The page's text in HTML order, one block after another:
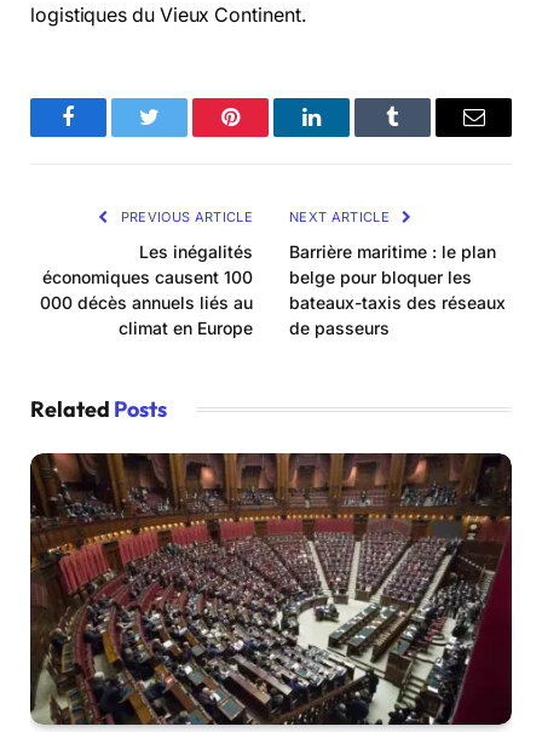
logistiques du Vieux Continent.
FacebookTwitter Pinterest LinkedInTumblr Email
PREVIOUS ARTICLE
Les inégalités
économiques causent 100
000 décès annuels liés au
climat en Europe
NEXT ARTICLE
Barrière maritime : le plan
belge pour bloquer les
bateaux-taxis des réseaux
de passeurs
Related Posts